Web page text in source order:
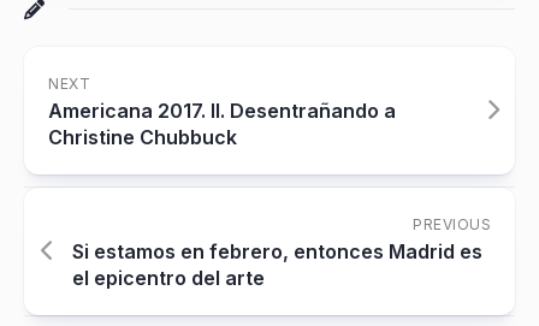
NEXT
Americana 2017. II. Desentrañando a
Christine Chubbuck
PREVIOUS
Si estamos en febrero, entonces Madrid es
el epicentro del arte